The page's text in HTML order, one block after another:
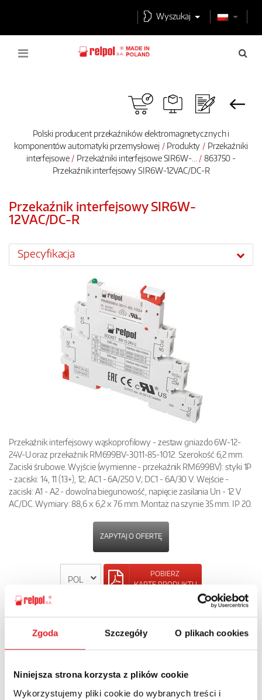
Zgoda Szczegóły O plikach cookies
Niniejsza strona korzysta z plików cookie
Wykorzystujemy pliki cookie do wybranych treści i
Wyszukaj
Polski producent przekaźników elektromagnetycznych i
komponentów automatyki przemysłowej
Produkty
Przekaźniki
interfejsowe
Przekaźniki interfejsowe SIR6W-...
863750 -
Przekaźnik interfejsowy SIR6W-12VAC/DC-R
Przekaźnik interfejsowy SIR6W-
12VAC/DC-R
Specyfikacja
Przekaźnik interfejsowy wąskoprofilowy - zestaw gniazdo 6W-12-
24V-U oraz przekaźnik RM699BV-3011-85-1012. Szerokość 6,2 mm.
Zaciski śrubowe. Wyjście (wymienne - przekaźnik RM699BV): styki 1P
- zaciski: 14, 11 (13+), 12; AC1 - 6A/250 V; DC1 - 6A/30 V. Wejście -
zaciski: A1 - A2 - dowolna biegunowość, napięcie zasilania Un - 12 V
AC/DC. Wymiary: 88,6 x 6,2 x 76 mm. Montaż na szynie 35 mm. IP 20.
ZAPYTAJ O OFERTĘ
POBIERZ
KARTĘ PRODUKTU
POWRÓT
Zapytaj o szczegóły oferty